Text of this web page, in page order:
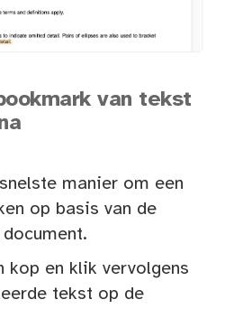
van tekst
manier om een
op basis van de
kop en klik vervolgens
tekst op de